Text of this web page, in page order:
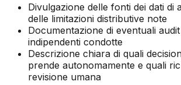
Divulgazione delle fonti dei dati di
delle limitazioni distributive note
Documentazione di eventuali
indipendenti condotte
Descrizione chiara di quali
prende autonomamente e quali
revisione umana